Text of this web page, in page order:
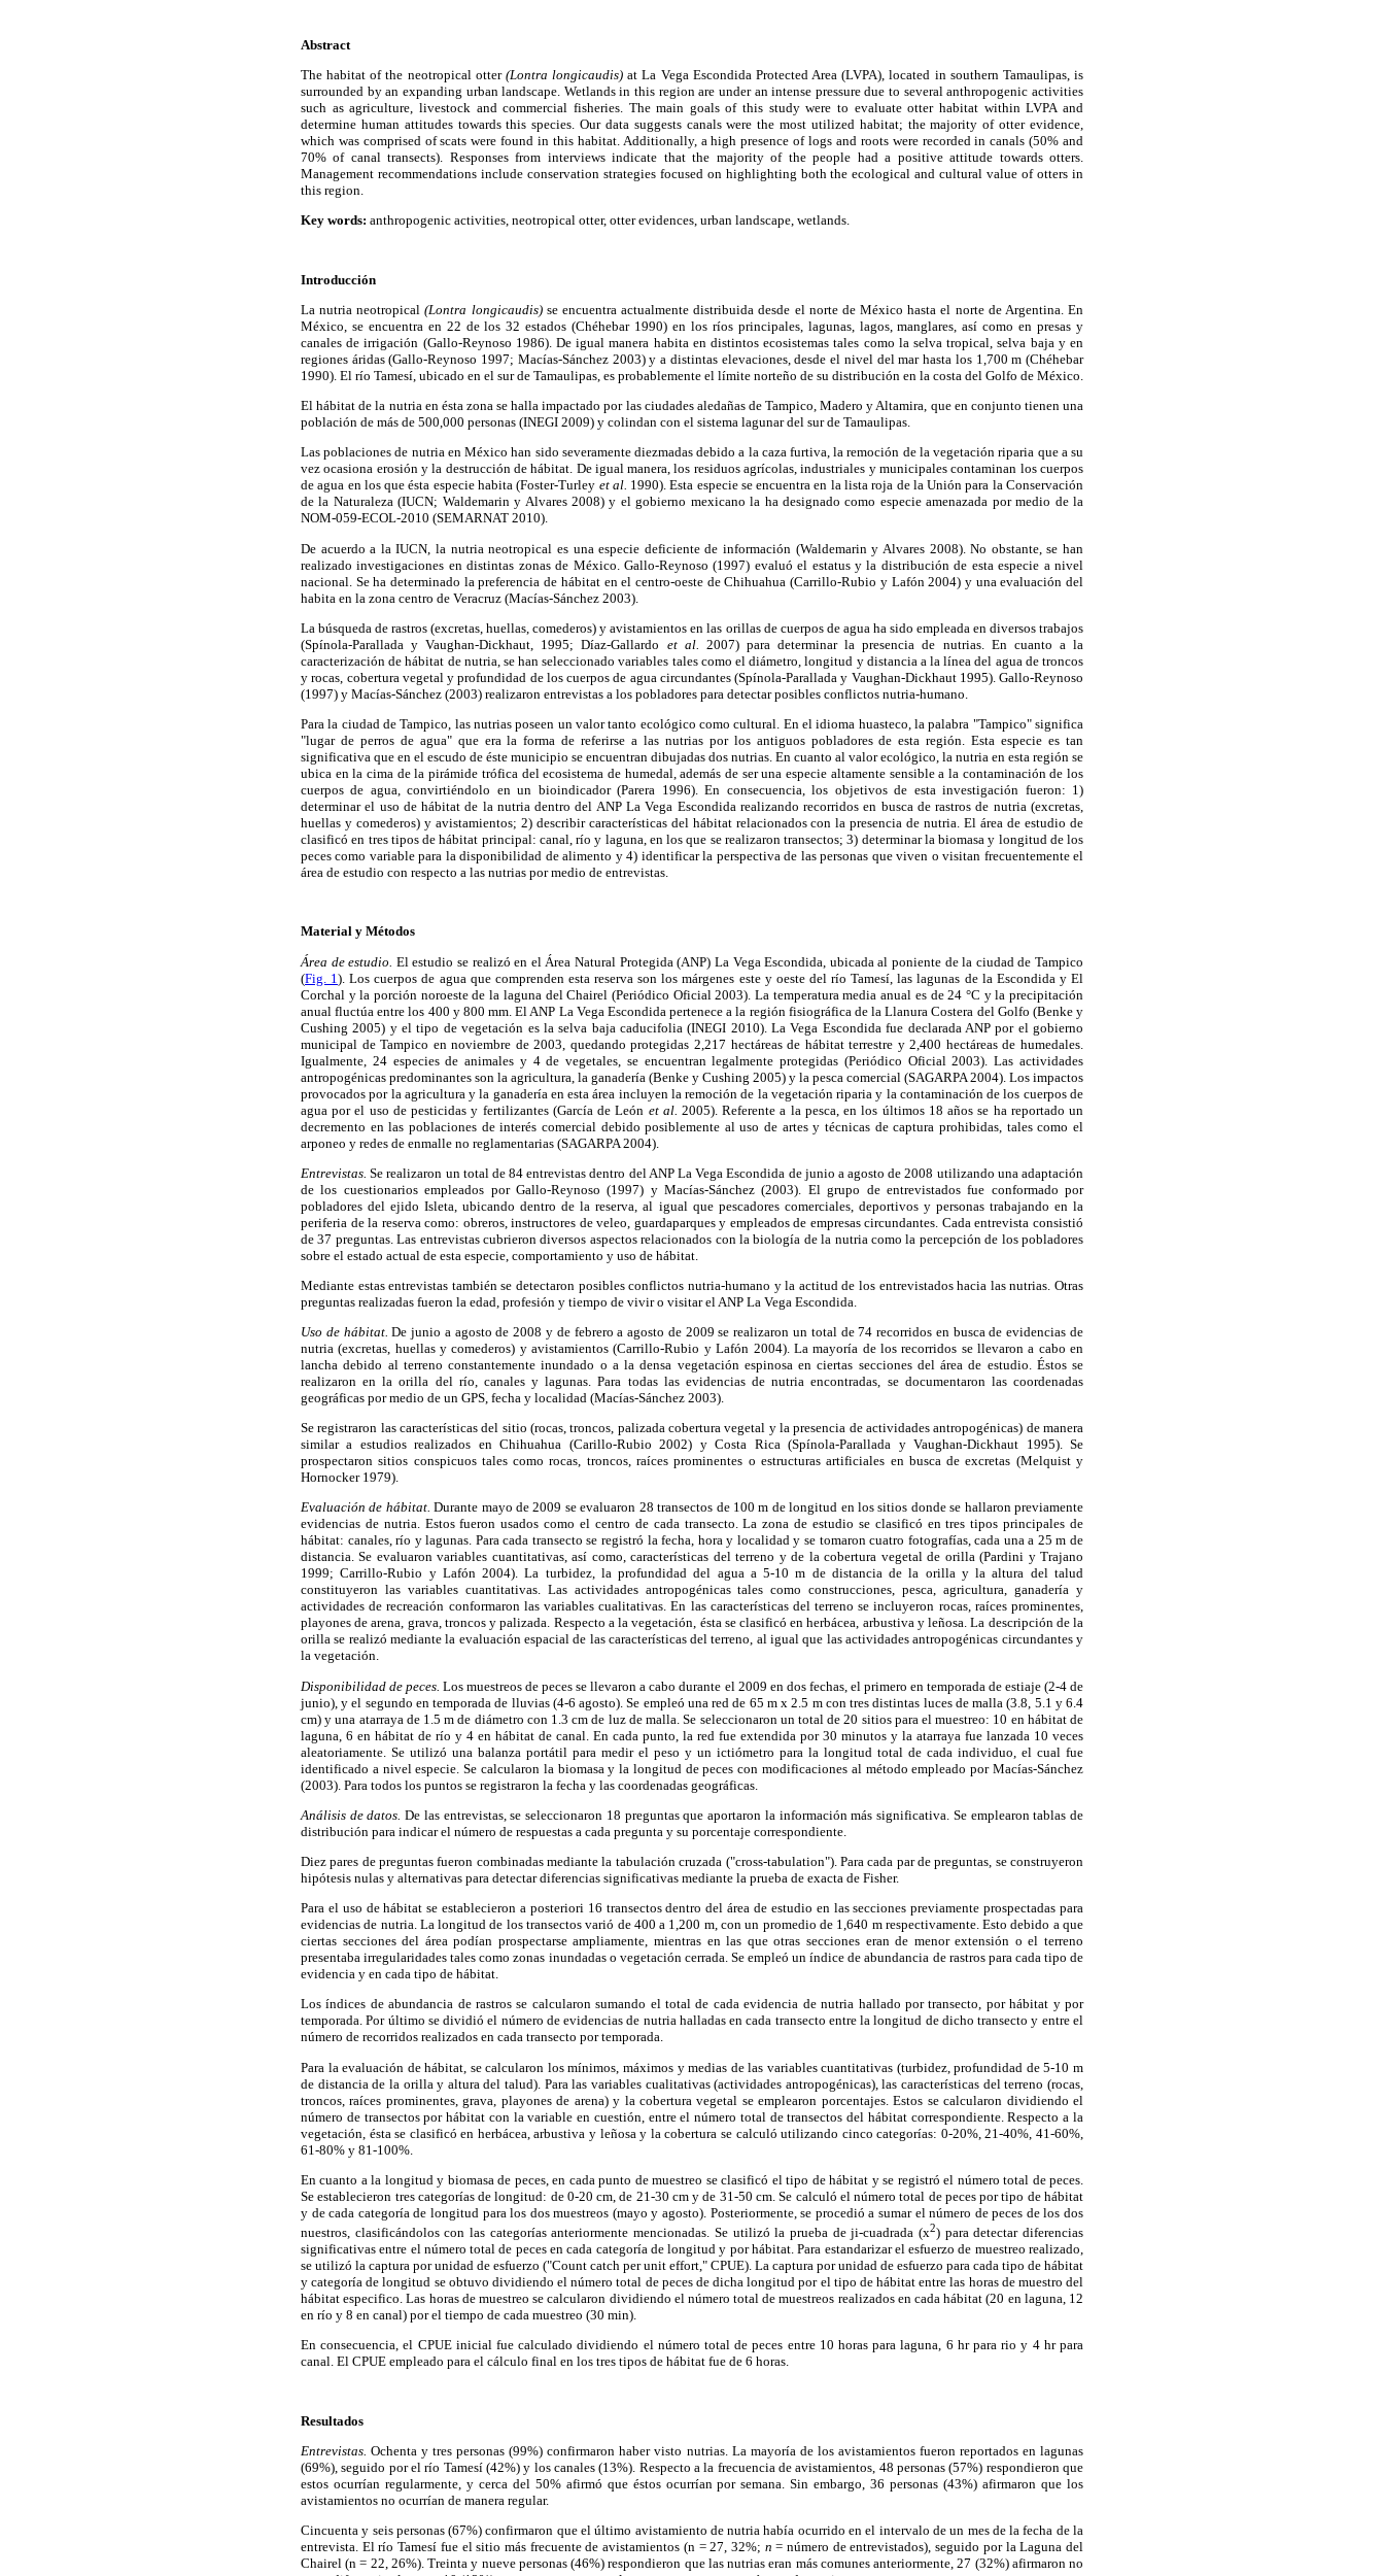
Abstract
The habitat of the neotropical otter (Lontra longicaudis) at La Vega Escondida Protected Area (LVPA), located in southern Tamaulipas, is
surrounded by an expanding urban landscape. Wetlands in this region are under an intense pressure due to several anthropogenic activities
such as agriculture, livestock and commercial fisheries. The main goals of this study were to evaluate otter habitat within LVPA and
determine human attitudes towards this species. Our data suggests canals were the most utilized habitat; the majority of otter evidence,
which was comprised of scats were found in this habitat. Additionally, a high presence of logs and roots were recorded in canals (50% and
70% of canal transects). Responses from interviews indicate that the majority of the people had a positive attitude towards otters.
Management recommendations include conservation strategies focused on highlighting both the ecological and cultural value of otters in
this region.
Key words: anthropogenic activities, neotropical otter, otter evidences, urban landscape, wetlands.
Introducción
La nutria neotropical(Lontra longicaudis)se encuentra actualmente distribuida desde el norte de México hasta el norte de Argentina. En
México, se encuentra en 22 de los 32 estados (Chéhebar 1990) en los ríos principales, lagunas, lagos, manglares, así como en presas y
canales de irrigación (Gallo-Reynoso 1986). De igual manera habita en distintos ecosistemas tales como la selva tropical, selva baja y en
regiones áridas (Gallo-Reynoso 1997; Macías-Sánchez 2003) y a distintas elevaciones, desde el nivel del mar hasta los 1,700 m (Chéhebar
1990). El río Tamesí, ubicado en el sur de Tamaulipas, es probablemente el límite norteño de su distribución en la costa del Golfo de México.
El hábitat de la nutria en ésta zona se halla impactado por las ciudades aledañas de Tampico, Madero y Altamira, que en conjunto tienen una
población de más de 500,000 personas (INEGI 2009) y colindan con el sistema lagunar del sur de Tamaulipas.
Las poblaciones de nutria en México han sido severamente diezmadas debido a la caza furtiva, la remoción de la vegetación riparia que a su
vez ocasiona erosión y la destrucción de hábitat. De igual manera, los residuos agrícolas, industriales y municipales contaminan los cuerpos
de agua en los que ésta especie habita (Foster-Turley et al. 1990). Esta especie se encuentra en la lista roja de la Unión para la Conservación
de la Naturaleza (IUCN; Waldemarin y Alvares 2008) y el gobierno mexicano la ha designado como especie amenazada por medio de la
NOM-059-ECOL-2010 (SEMARNAT 2010).
De acuerdo a la IUCN, la nutria neotropical es una especie deficiente de información (Waldemarin y Alvares 2008). No obstante, se han
realizado investigaciones en distintas zonas de México. Gallo-Reynoso (1997) evaluó el estatus y la distribución de esta especie a nivel
nacional. Se ha determinado la preferencia de hábitat en el centro-oeste de Chihuahua (Carrillo-Rubio y Lafón 2004) y una evaluación del
habita en la zona centro de Veracruz (Macías-Sánchez 2003).
La búsqueda de rastros (excretas, huellas, comederos) y avistamientos en las orillas de cuerpos de agua ha sido empleada en diversos trabajos
(Spínola-Parallada y Vaughan-Dickhaut, 1995; Díaz-Gallardo et al.
2007) para determinar la presencia de nutrias. En cuanto a la
caracterización de hábitat de nutria, se han seleccionado variables tales como el diámetro, longitud y distancia a la línea del agua de troncos
y rocas, cobertura vegetal y profundidad de los cuerpos de agua circundantes (Spínola-Parallada y Vaughan-Dickhaut 1995). Gallo-Reynoso
(1997) y Macías-Sánchez (2003) realizaron entrevistas a los pobladores para detectar posibles conflictos nutria-humano.
Para la ciudad de Tampico, las nutrias poseen un valor tanto ecológico como cultural. En el idioma huasteco, la palabra "Tampico" significa
"lugar de perros de agua" que era la forma de referirse a las nutrias por los antiguos pobladores de esta región. Esta especie es tan
significativa que en el escudo de éste municipio se encuentran dibujadas dos nutrias. En cuanto al valor ecológico, la nutria en esta región se
ubica en la cima de la pirámide trófica del ecosistema de humedal, además de ser una especie altamente sensible a la contaminación de los
cuerpos de agua, convirtiéndolo en un bioindicador (Parera 1996). En consecuencia, los objetivos de esta investigación fueron: 1)
determinar el uso de hábitat de la nutria dentro del ANP La Vega Escondida realizando recorridos en busca de rastros de nutria (excretas,
huellas y comederos) y avistamientos; 2) describir características del hábitat relacionados con la presencia de nutria. El área de estudio de
clasificó en tres tipos de hábitat principal: canal, río y laguna, en los que se realizaron transectos; 3) determinar la biomasa y longitud de los
peces como variable para la disponibilidad de alimento y 4) identificar la perspectiva de las personas que viven o visitan frecuentemente el
área de estudio con respecto a las nutrias por medio de entrevistas.
Material y Métodos
Área de estudio. El estudio se realizó en el Área Natural Protegida (ANP) La Vega Escondida, ubicada al poniente de la ciudad de Tampico
(Fig. 1). Los cuerpos de agua que comprenden esta reserva son los márgenes este y oeste del río Tamesí, las lagunas de la Escondida y El
Corchal y la porción noroeste de la laguna del Chairel (Periódico Oficial 2003). La temperatura media anual es de 24 °C y la precipitación
anual fluctúa entre los 400 y 800 mm. El ANP La Vega Escondida pertenece a la región fisiográfica de la Llanura Costera del Golfo (Benke y
Cushing 2005) y el tipo de vegetación es la selva baja caducifolia (INEGI 2010). La Vega Escondida fue declarada ANP por el gobierno
municipal de Tampico en noviembre de 2003, quedando protegidas 2,217 hectáreas de hábitat terrestre y 2,400 hectáreas de humedales.
Igualmente, 24 especies de animales y 4 de vegetales, se encuentran legalmente protegidas (Periódico Oficial 2003). Las actividades
antropogénicas predominantes son la agricultura, la ganadería (Benke y Cushing 2005) y la pesca comercial (SAGARPA 2004). Los impactos
provocados por la agricultura y la ganadería en esta área incluyen la remoción de la vegetación riparia y la contaminación de los cuerpos de
agua por el uso de pesticidas y fertilizantes (García de León et al. 2005). Referente a la pesca, en los últimos 18 años se ha reportado un
decremento en las poblaciones de interés comercial debido posiblemente al uso de artes y técnicas de captura prohibidas, tales como el
arponeo y redes de enmalle no reglamentarias (SAGARPA 2004).
Entrevistas. Se realizaron un total de 84 entrevistas dentro del ANP La Vega Escondida de junio a agosto de 2008 utilizando una adaptación
de los cuestionarios empleados por Gallo-Reynoso (1997) y Macías-Sánchez (2003). El grupo de entrevistados fue conformado por
pobladores del ejido Isleta, ubicando dentro de la reserva, al igual que pescadores comerciales, deportivos y personas trabajando en la
periferia de la reserva como: obreros, instructores de veleo, guardaparques y empleados de empresas circundantes. Cada entrevista consistió
de 37 preguntas. Las entrevistas cubrieron diversos aspectos relacionados con la biología de la nutria como la percepción de los pobladores
sobre el estado actual de esta especie, comportamiento y uso de hábitat.
Mediante estas entrevistas también se detectaron posibles conflictos nutria-humano y la actitud de los entrevistados hacia las nutrias. Otras
preguntas realizadas fueron la edad, profesión y tiempo de vivir o visitar el ANP La Vega Escondida.
Uso de hábitat. De junio a agosto de 2008 y de febrero a agosto de 2009 se realizaron un total de 74 recorridos en busca de evidencias de
nutria (excretas, huellas y comederos) y avistamientos (Carrillo-Rubio y Lafón 2004). La mayoría de los recorridos se llevaron a cabo en
lancha debido al terreno constantemente inundado o a la densa vegetación espinosa en ciertas secciones del área de estudio. Éstos se
realizaron en la orilla del río, canales y lagunas. Para todas las evidencias de nutria encontradas, se documentaron las coordenadas
geográficas por medio de un GPS, fecha y localidad (Macías-Sánchez 2003).
Se registraron las características del sitio (rocas, troncos, palizada cobertura vegetal y la presencia de actividades antropogénicas) de manera
similar a estudios realizados en Chihuahua (Carillo-Rubio 2002) y Costa Rica (Spínola-Parallada y Vaughan-Dickhaut 1995). Se
prospectaron sitios conspicuos tales como rocas, troncos, raíces prominentes o estructuras artificiales en busca de excretas (Melquist y
Hornocker 1979).
Evaluación de hábitat. Durante mayo de 2009 se evaluaron 28 transectos de 100 m de longitud en los sitios donde se hallaron previamente
evidencias de nutria. Estos fueron usados como el centro de cada transecto. La zona de estudio se clasificó en tres tipos principales de
hábitat: canales, río y lagunas. Para cada transecto se registró la fecha, hora y localidad y se tomaron cuatro fotografías, cada una a 25 m de
distancia. Se evaluaron variables cuantitativas, así como, características del terreno y de la cobertura vegetal de orilla (Pardini y Trajano
1999; Carrillo-Rubio y Lafón 2004). La turbidez, la profundidad del agua a 5-10 m de distancia de la orilla y la altura del talud
constituyeron las variables cuantitativas. Las actividades antropogénicas tales como construcciones, pesca, agricultura, ganadería y
actividades de recreación conformaron las variables cualitativas. En las características del terreno se incluyeron rocas, raíces prominentes,
playones de arena, grava, troncos y palizada. Respecto a la vegetación, ésta se clasificó en herbácea, arbustiva y leñosa. La descripción de la
orilla se realizó mediante la evaluación espacial de las características del terreno, al igual que las actividades antropogénicas circundantes y
la vegetación.
Disponibilidad de peces. Los muestreos de peces se llevaron a cabo durante el 2009 en dos fechas, el primero en temporada de estiaje (2-4 de
junio), y el segundo en temporada de lluvias (4-6 agosto). Se empleó una red de 65 m x 2.5 m con tres distintas luces de malla (3.8, 5.1 y 6.4
cm) y una atarraya de 1.5 m de diámetro con 1.3 cm de luz de malla. Se seleccionaron un total de 20 sitios para el muestreo: 10 en hábitat de
laguna, 6 en hábitat de río y 4 en hábitat de canal. En cada punto, la red fue extendida por 30 minutos y la atarraya fue lanzada 10 veces
aleatoriamente. Se utilizó una balanza portátil para medir el peso y un ictiómetro para la longitud total de cada individuo, el cual fue
identificado a nivel especie. Se calcularon la biomasa y la longitud de peces con modificaciones al método empleado por Macías-Sánchez
(2003). Para todos los puntos se registraron la fecha y las coordenadas geográficas.
Análisis de datos. De las entrevistas, se seleccionaron 18 preguntas que aportaron la información más significativa. Se emplearon tablas de
distribución para indicar el número de respuestas a cada pregunta y su porcentaje correspondiente.
Diez pares de preguntas fueron combinadas mediante la tabulación cruzada ("cross-tabulation"). Para cada par de preguntas, se construyeron
hipótesis nulas y alternativas para detectar diferencias significativas mediante la prueba de exacta de Fisher.
Para el uso de hábitat se establecieron a posteriori 16 transectos dentro del área de estudio en las secciones previamente prospectadas para
evidencias de nutria. La longitud de los transectos varió de 400 a 1,200 m, con un promedio de 1,640 m respectivamente. Esto debido a que
ciertas secciones del área podían prospectarse ampliamente, mientras en las que otras secciones eran de menor extensión o el terreno
presentaba irregularidades tales como zonas inundadas o vegetación cerrada. Se empleó un índice de abundancia de rastros para cada tipo de
evidencia y en cada tipo de hábitat.
Los índices de abundancia de rastros se calcularon sumando el total de cada evidencia de nutria hallado por transecto, por hábitat y por
temporada. Por último se dividió el número de evidencias de nutria halladas en cada transecto entre la longitud de dicho transecto y entre el
número de recorridos realizados en cada transecto por temporada.
Para la evaluación de hábitat, se calcularon los mínimos, máximos y medias de las variables cuantitativas (turbidez, profundidad de 5-10 m
de distancia de la orilla y altura del talud). Para las variables cualitativas (actividades antropogénicas), las características del terreno (rocas,
troncos, raíces prominentes, grava, playones de arena) y la cobertura vegetal se emplearon porcentajes. Estos se calcularon dividiendo el
número de transectos por hábitat con la variable en cuestión, entre el número total de transectos del hábitat correspondiente. Respecto a la
vegetación, ésta se clasificó en herbácea, arbustiva y leñosa y la cobertura se calculó utilizando cinco categorías: 0-20%, 21-40%, 41-60%,
61-80% y 81-100%.
En cuanto a la longitud y biomasa de peces, en cada punto de muestreo se clasificó el tipo de hábitat y se registró el número total de peces.
Se establecieron tres categorías de longitud: de 0-20 cm, de 21-30 cm y de 31-50 cm. Se calculó el número total de peces por tipo de hábitat
y de cada categoría de longitud para los dos muestreos (mayo y agosto). Posteriormente, se procedió a sumar el número de peces de los dos
nuestros, clasificándolos con las categorías anteriormente mencionadas. Se utilizó la prueba de ji-cuadrada (x2) para detectar diferencias
significativas entre el número total de peces en cada categoría de longitud y por hábitat. Para estandarizar el esfuerzo de muestreo realizado,
se utilizó la captura por unidad de esfuerzo ("Count catch per unit effort," CPUE). La captura por unidad de esfuerzo para cada tipo de hábitat
y categoría de longitud se obtuvo dividiendo el número total de peces de dicha longitud por el tipo de hábitat entre las horas de muestro del
hábitat especifico. Las horas de muestreo se calcularon dividiendo el número total de muestreos realizados en cada hábitat (20 en laguna, 12
en río y 8 en canal) por el tiempo de cada muestreo (30 min).
En consecuencia, el CPUE inicial fue calculado dividiendo el número total de peces entre 10 horas para laguna, 6 hr para rio y 4 hr para
canal. El CPUE empleado para el cálculo final en los tres tipos de hábitat fue de 6 horas.
Resultados
Entrevistas. Ochenta y tres personas (99%) confirmaron haber visto nutrias. La mayoría de los avistamientos fueron reportados en lagunas
(69%), seguido por el río Tamesí (42%) y los canales (13%). Respecto a la frecuencia de avistamientos, 48 personas (57%) respondieron que
estos ocurrían regularmente, y cerca del 50% afirmó que éstos ocurrían por semana. Sin embargo, 36 personas (43%) afirmaron que los
avistamientos no ocurrían de manera regular.
Cincuenta y seis personas (67%) confirmaron que el último avistamiento de nutria había ocurrido en el intervalo de un mes de la fecha de la
entrevista. El río Tamesí fue el sitio más frecuente de avistamientos (n = 27, 32%; n = número de entrevistados), seguido por la Laguna del
Chairel (n = 22, 26%). Treinta y nueve personas (46%) respondieron que las nutrias eran más comunes anteriormente, 27 (32%) afirmaron no